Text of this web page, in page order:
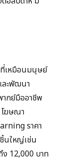
เหมือนมนุษย์
ละพัฒนา
กย์มืออาชีพ
โฆษณา
ราคา
นใหญ่เช่น
ง 12,000 บาท